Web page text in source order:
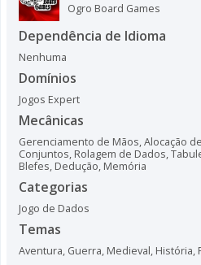
Ogro Board Games
Dependência de Idioma
Nenhuma
Domínios
Jogos Expert
Mecânicas
Gerenciamento de Mãos,Alocação
Conjuntos, Rolagem de Dados,
Blefes, Dedução, Memória
Categorias
Jogo de Dados
Temas
Aventura, Guerra, Medieval, História,